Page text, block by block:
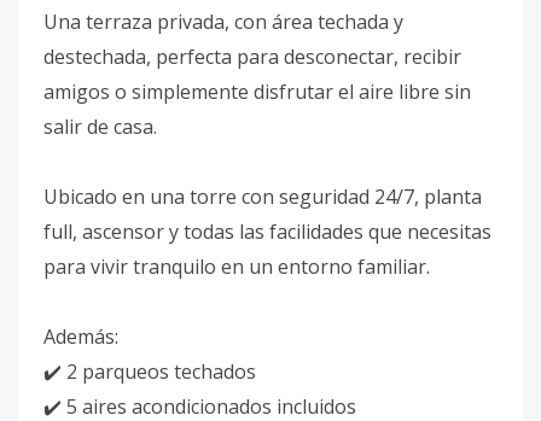
Una terraza privada, con área techada y
destechada, perfecta para desconectar, recibir
amigos o simplemente disfrutar el aire libre sin
salir de casa.
Ubicado en una torre con seguridad 24/7, planta
full, ascensor y todas las facilidades que necesitas
para vivir tranquilo en un entorno familiar.
Además:
✔️ 2 parqueos techados
✔️ 5 aires acondicionados incluidos